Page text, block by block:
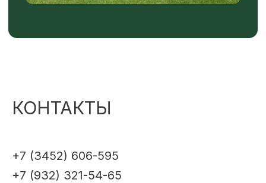
КОНТАКТЫ
+7 (3452) 606-595
+7 (932) 321-54-65